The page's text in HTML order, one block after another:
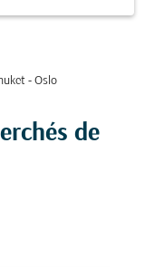
- Oslo
de
(origine et/